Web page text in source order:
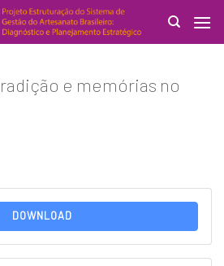
e memórias no
DOWNLOAD